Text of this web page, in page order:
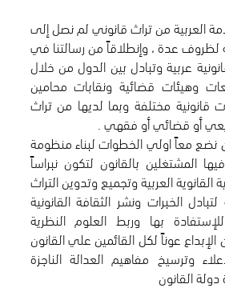
العربية من تراث قانوني لم نصل إلى
لظروف عدة ، وإنطلاقاً من رسالتنا في
عربية وتبادل بين الدول من خلال
وهيئات قضائية ونقابات محامين
قانونية مختلفة وبما لديها من تراث
نضع معاً اولي الخطوات لبناء منظومة
المشتغلين بالقانون لتكون نبراساً
القانوية العربية وتجميع وتدوين التراث
الخبرات ونشر الثقافة القانونية
بها وربط العلوم النظرية
الإبداع عوناً لكل القائمين علي القانون
وترسيخ مفاهيم العدالة الناجزة
القانون